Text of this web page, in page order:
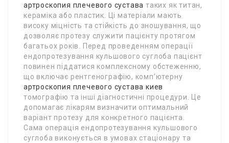
артроскопия плечевого сустава таких як титан,
кераміка або пластик. Ці матеріали мають
високу міцність та стійкість до зношування, що
дозволяє протезу служити пацієнту протягом
багатьох років. Перед проведенням операції
ендопротезування кульшового суглоба пацієнт
повинен піддатися комплексному обстеженню,
що включає рентгенографію, комп’ютерну
артроскопия плечевого сустава киев
томографію та інші діагностичні процедури. Це
допомагає лікарям визначити оптимальний
варіант протезу для конкретного пацієнта.
Сама операція ендопротезування кульшового
суглоба виконується в умовах стаціонару та